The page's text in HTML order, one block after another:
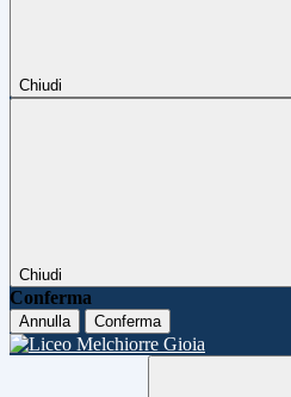
Chiudi
Chiudi
Conferma
Annulla Conferma